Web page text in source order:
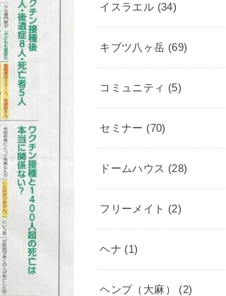
イスラエル (34)
キブツ八ヶ岳 (69)
コミュニティ (5)
セミナー (70)
ドームハウス (28)
フリーメイト (2)
ヘナ (1)
ヘンプ（大麻） (2)